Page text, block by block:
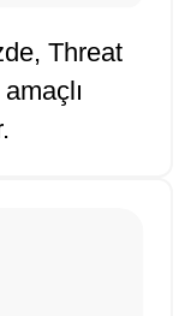
Threat